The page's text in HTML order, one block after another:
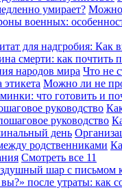
умирает? Можно
военных:
для надгробия: Как
смерти: как почтить
народов мира Что не
Можно ли не
что готовить и
руководство
руководство
день
родственниками
Смотреть все 11
шар с письмом
после утраты: как